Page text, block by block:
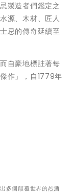
製造者們鑑定之
源、木材、匠人
忌的傳奇延續至
自豪地標註著每
作」，自1779年
多個顛覆世界的烈酒